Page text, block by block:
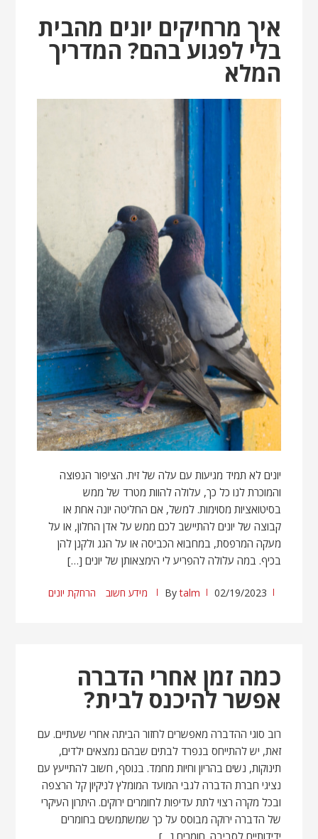
איך מרחיקים יונים מהבית
בלי לפגוע בהם? המדריך
המלא
יונים לא תמיד מגיעות עם עלה של זית. הציפור הנפוצה
והמוכרת לנו כל כך, עלולה להוות מטרד של ממש
בסיטואציות מסוימות. למשל, אם החליטה יונה אחת או
קבוצה של יונים להתיישב לכם ממש על אדן החלון, או על
מעקה המרפסת, במחבוא הכביסה או על הגג ולקנן להן
בכיף. במה עלולה להפריע לי הימצאותן של יונים […]
02/19/2023
Bytalm מידע חשוב הרחקת יונים
כמה זמן אחרי הדברה
אפשר להיכנס לבית?
רוב סוגי ההדברה מאפשרים לחזור הביתה אחרי שעתיים. עם
זאת, יש להתייחס בנפרד לבתים שבהם נמצאים ילדים,
תינוקות, נשים בהריון וחיות מחמד. בנוסף, חשוב להתייעץ עם
נציגי חברת הדברה לגבי המועד המומלץ לניקיון קל הרצפה
ובכל מקרה רצוי לתת עדיפות לחומרים ירוקים. היתרון העיקרי
של הדברה ירוקה מבוסס על כך שמשתמשים בחומרים
ידידותיים לסביבה. חומרים […]